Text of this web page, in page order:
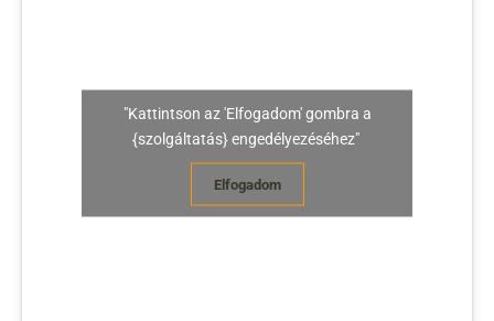
"Kattintson az 'Elfogadom' gombra a
{szolgáltatás} engedélyezéséhez"
Elfogadom